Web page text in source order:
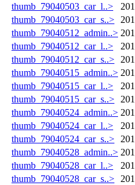
thumb_79040503_car_l..>
thumb_79040503_car_s..>
thumb_79040512_admin..>
thumb_79040512_car_l..>
thumb_79040512_car_s..>
thumb_79040515_admin..>
thumb_79040515_car_l..>
thumb_79040515_car_s..>
thumb_79040524_admin..>
thumb_79040524_car_l..>
thumb_79040524_car_s..>
thumb_79040528_admin..>
thumb_79040528_car_l..>
thumb_79040528_car_s..>